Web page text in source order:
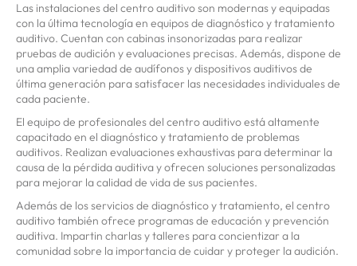
Las instalaciones del centro auditivo son modernas y equipadas
con la última tecnología en equipos de diagnóstico y tratamiento
auditivo. Cuentan con cabinas insonorizadas para realizar
pruebas de audición y evaluaciones precisas. Además, dispone de
una amplia variedad de audífonos y dispositivos auditivos de
última generación para satisfacer las necesidades individuales de
cada paciente.
El equipo de profesionales del centro auditivo está altamente
capacitado en el diagnóstico y tratamiento de problemas
auditivos. Realizan evaluaciones exhaustivas para determinar la
causa de la pérdida auditiva y ofrecen soluciones personalizadas
para mejorar la calidad de vida de sus pacientes.
Además de los servicios de diagnóstico y tratamiento, el centro
auditivo también ofrece programas de educación y prevención
auditiva. Impartin charlas y talleres para concientizar a la
comunidad sobre la importancia de cuidar y proteger la audición.